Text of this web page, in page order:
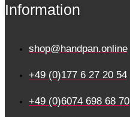
Information
shop@handpan.online
+49 (0)177 6 27 20 54
+49 (0)6074 698 68 70